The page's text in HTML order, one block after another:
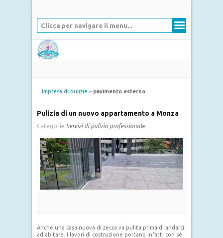
Clicca per navigare il menu...
Impresa di pulizie » pavimento esterno
Pulizia di un nuovo appartamento a Monza
Categorie Servizi di pulizia professionale
Anche una casa nuova di zecca va pulita prima di andarci
ad abitare. I lavori di costruzione portano infatti con sé